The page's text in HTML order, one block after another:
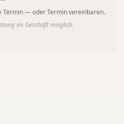
Termin — oder Termin vereinbaren.
im Geschäft möglich.